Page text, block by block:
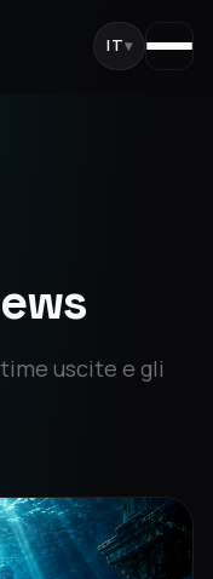
IT▾
uscite e gli